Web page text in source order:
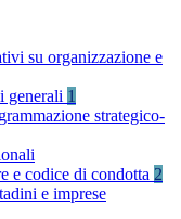
su organizzazione e
generali 1
strategico-
e codice di condotta 2
e imprese